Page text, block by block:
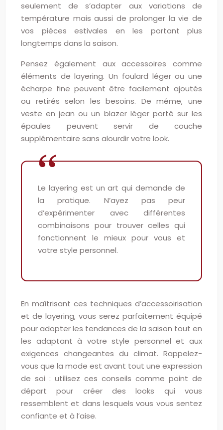
seulement de s’adapter aux variations de
température mais aussi de prolonger la vie de
vos pièces estivales en les portant plus
longtemps dans la saison.
Pensez également aux accessoires comme
éléments de layering. Un foulard léger ou une
écharpe fine peuvent être facilement ajoutés
ou retirés selon les besoins. De même, une
veste en jean ou un blazer léger porté sur les
épaules peuvent servir de couche
supplémentaire sans alourdir votre look.
Le layering est un art qui demande de
la pratique. N’ayez pas peur
d’expérimenter avec différentes
combinaisons pour trouver celles qui
fonctionnent le mieux pour vous et
votre style personnel.
En maîtrisant ces techniques d’accessoirisation
et de layering, vous serez parfaitement équipé
pour adopter les tendances de la saison tout en
les adaptant à votre style personnel et aux
exigences changeantes du climat. Rappelez-
vous que la mode est avant tout une expression
de soi : utilisez ces conseils comme point de
départ pour créer des looks qui vous
ressemblent et dans lesquels vous vous sentez
confiante et à l’aise.